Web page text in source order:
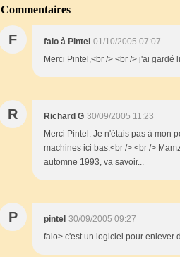
Commentaires
F falo à Pintel 01/10/2005 07:07
Merci Pintel,<br /> <br /> j'ai gardé
R Richard G 30/09/2005 11:23
Merci Pintel. Je n'étais pas à mon
machines ici bas.<br /> <br />
automne 1993, va savoir...
P pintel 30/09/2005 09:27
falo> c'est un logiciel pour enlever